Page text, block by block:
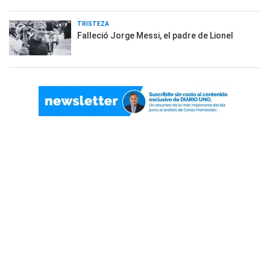
TRISTEZA
Falleció Jorge Messi, el padre de Lionel